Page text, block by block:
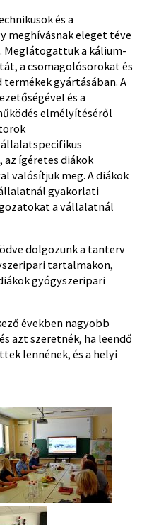
és a
meghívásnak eleget téve
a kálium-
a csomagolósorokat és
gyártásában. A
és a
elmélyítéséről
ígéretes diákok
valósítjuk meg. A diákok
gyakorlati
a vállalatnál
dolgozunk a tanterv
tartalmakon,
gyógyszeripari
években nagyobb
azt szeretnék, ha leendő
lennének, és a helyi